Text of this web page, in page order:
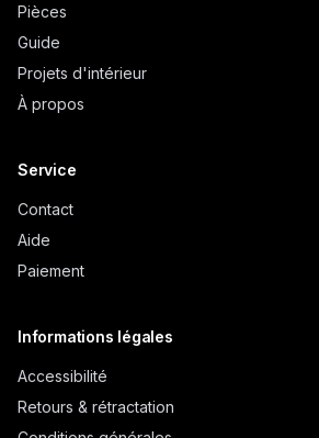
Pièces
Guide
Projets d'intérieur
À propos
Service
Contact
Aide
Paiement
Informations légales
Accessibilité
Retours & rétractation